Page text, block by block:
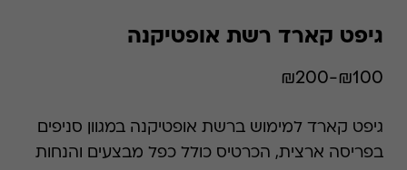
גיפט קארד רשת אופטיקנה
₪100-₪200
גיפט קארד למימוש ברשת אופטיקנה במגוון סניפים
בפריסה ארצית, הכרטיס כולל כפל מבצעים והנחות